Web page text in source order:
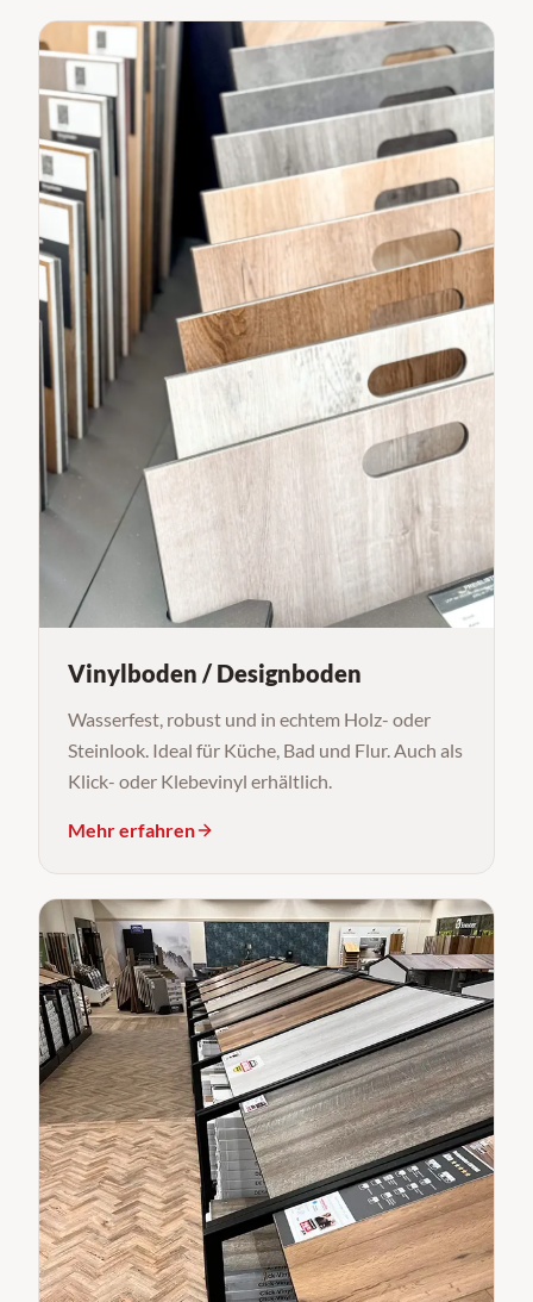
Vinylboden / Designboden
Wasserfest, robust und in echtem Holz- oder
Steinlook. Ideal für Küche, Bad und Flur. Auch als
Klick- oder Klebevinyl erhältlich.
Mehr erfahren